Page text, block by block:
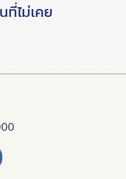
ที่ไม่เคย